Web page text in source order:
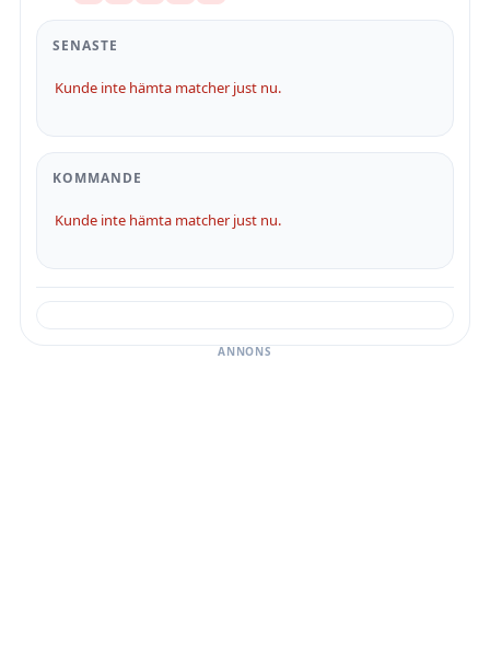
SENASTE
Kunde inte hämta matcher just nu.
KOMMANDE
Kunde inte hämta matcher just nu.
ANNONS